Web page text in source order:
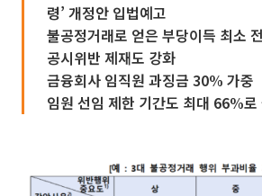
령’ 개정안 입법예고
불공정거래로 얻은 부당이득 최소
공시위반 제재도 강화
금융회사 임직원 과징금 30% 가중
임원 선임 제한 기간도 최대 66%로